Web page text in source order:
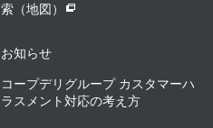
索（地図）
お知らせ
コープデリグループ カスタマーハ
ラスメント対応の考え方